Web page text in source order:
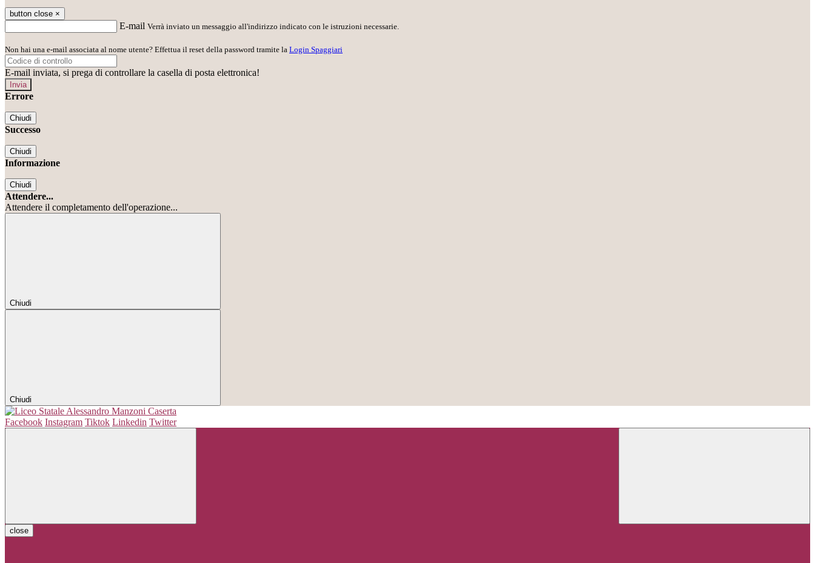
button close ×
E-mail Verrà inviato un messaggio all'indirizzo indicato con le istruzioni necessarie.
Non hai una e-mail associata al nome utente? Effettua il reset della password tramite la Login Spaggiari
E-mail inviata, si prega di controllare la casella di posta elettronica!
Errore
Chiudi
Successo
Chiudi
Informazione
Chiudi
Attendere...
Attendere il completamento dell'operazione...
Chiudi
Chiudi
Facebook Instagram Tiktok Linkedin Twitter
close